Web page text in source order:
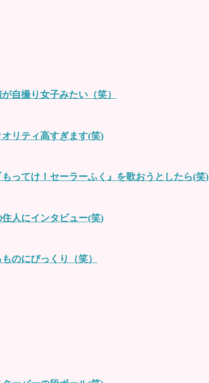
自撮り女子みたい（笑）
リティ高すぎます(笑)
ってけ！セーラーふく』を歌おうとしたら(笑)
人にインタビュー(笑)
のにびっくり（笑）